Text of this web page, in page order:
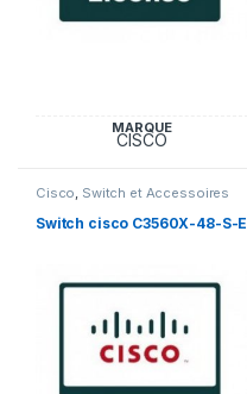
MARQUE
CISCO
Cisco, Switch et Accessoires
Switch cisco C3560X-48-S-E